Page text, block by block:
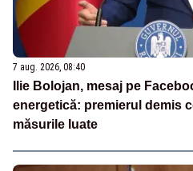
7 aug. 2026, 08:40
Ilie Bolojan, mesaj pe
energetică: premierul demis
măsurile luate